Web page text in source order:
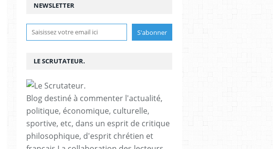
NEWSLETTER
LE SCRUTATEUR.
Blog destiné à commenter l'actualité,
politique, économique, culturelle,
sportive, etc, dans un esprit de critique
philosophique, d'esprit chrétien et